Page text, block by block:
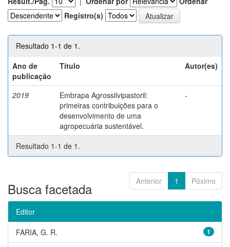
Registro(s)
Resultado 1-1 de 1.
Ano de
publicação
Título Autor(es)
2019
Embrapa Agrossilvipastoril:
primeiras contribuições para o
desenvolvimento de uma
agropecuária sustentável.
-
Resultado 1-1 de 1.
Anterior 1 Póximo
Busca facetada
Editor
1
FARIA, G. R.